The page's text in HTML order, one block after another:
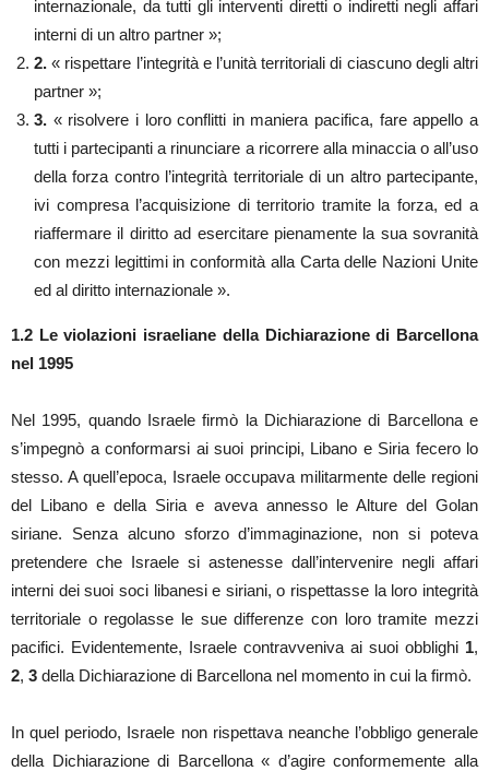
internazionale, da tutti gli interventi diretti o indiretti negli affari
interni di un altro partner »;
2.« rispettare l’integrità e l’unità territoriali di ciascuno degli altri
partner »;
3. « risolvere i loro conflitti in maniera pacifica, fare appello a
tutti i partecipanti a rinunciare a ricorrere alla minaccia o all’uso
della forza contro l’integrità territoriale di un altro partecipante,
ivi compresa l’acquisizione di territorio tramite la forza, ed a
riaffermare il diritto ad esercitare pienamente la sua sovranità
con mezzi legittimi in conformità alla Carta delle Nazioni Unite
ed al diritto internazionale ».
1.2 Le violazioni israeliane della Dichiarazione di Barcellona
nel 1995
Nel 1995, quando Israele firmò la Dichiarazione di Barcellona e
s’impegnò a conformarsi ai suoi principi, Libano e Siria fecero lo
stesso. A quell’epoca, Israele occupava militarmente delle regioni
del Libano e della Siria e aveva annesso le Alture del Golan
siriane. Senza alcuno sforzo d’immaginazione, non si poteva
pretendere che Israele si astenesse dall’intervenire negli affari
interni dei suoi soci libanesi e siriani, o rispettasse la loro integrità
territoriale o regolasse le sue differenze con loro tramite mezzi
pacifici. Evidentemente, Israele contravveniva ai suoi obblighi 1,
2, 3 della Dichiarazione di Barcellona nel momento in cui la firmò.
In quel periodo, Israele non rispettava neanche l’obbligo generale
della Dichiarazione di Barcellona « d’agire conformemente alla